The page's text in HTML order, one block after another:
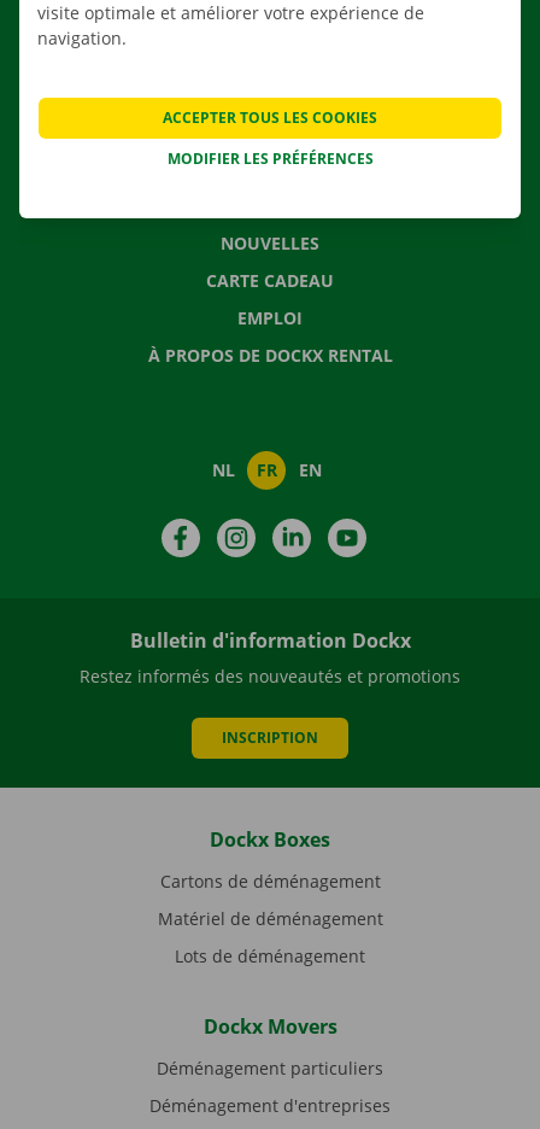
APPLI
CONTACTEZ NOUS
NOUVELLES
CARTE CADEAU
EMPLOI
À PROPOS DE DOCKX RENTAL
NL FR EN
FacebookInstagramLinkedIn
Bulletin d'information Dockx
Restez informés des nouveautés et promotions
INSCRIPTION
Dockx Boxes
Cartons de déménagement
Matériel de déménagement
Lots de déménagement
Dockx Movers
Déménagement particuliers
Déménagement d'entreprises
visite optimale et améliorer votre expérience de
navigation.
MODIFIER LES PRÉFÉRENCES
ACCEPTER TOUS LES COOKIES